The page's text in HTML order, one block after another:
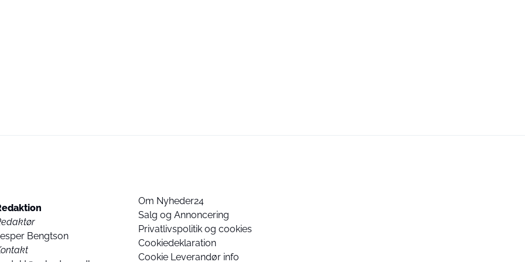
Bengtson
Om Nyheder24
Salg og Annoncering
Privatlivspolitik og cookies
Cookiedeklaration
Cookie Leverandør info